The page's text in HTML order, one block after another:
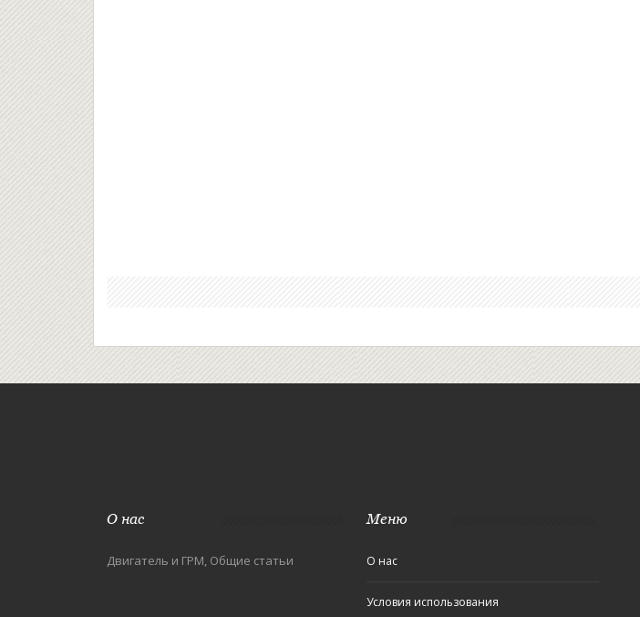
О нас
Двигатель и ГРМ, Общие статьи
Меню
О нас
Условия использования